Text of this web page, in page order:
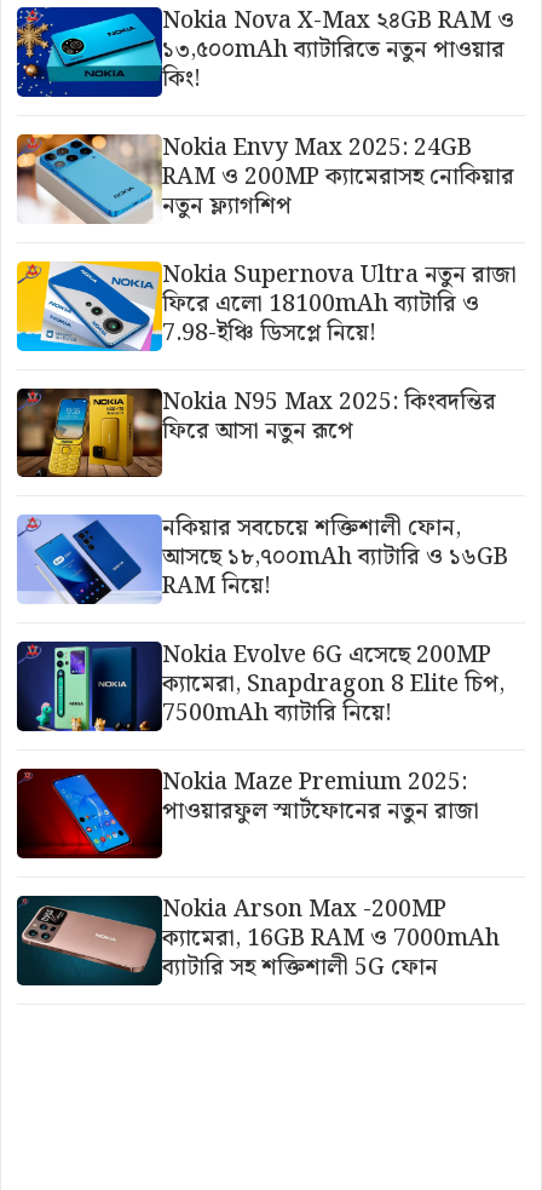
Nokia Nova X-Max ২৪GB RAM ও
১৩,৫০০mAh ব্যাটারিতে নতুন পাওয়ার
কিং!
Nokia Envy Max 2025: 24GB
RAM ও 200MP ক্যামেরাসহ নোকিয়ার
নতুন ফ্ল্যাগশিপ
Nokia Supernova Ultra নতুন রাজা
ফিরে এলো 18100mAh ব্যাটারি ও
7.98-ইঞ্চি ডিসপ্লে নিয়ে!
Nokia N95 Max 2025: কিংবদন্তির
ফিরে আসা নতুন রূপে
নকিয়ার সবচেয়ে শক্তিশালী ফোন,
আসছে ১৮,৭০০mAh ব্যাটারি ও ১৬GB
RAM নিয়ে!
Nokia Evolve 6G এসেছে 200MP
ক্যামেরা, Snapdragon 8 Elite চিপ,
7500mAh ব্যাটারি নিয়ে!
Nokia Maze Premium 2025:
পাওয়ারফুল স্মার্টফোনের নতুন রাজা
Nokia Arson Max -200MP
ক্যামেরা, 16GB RAM ও 7000mAh
ব্যাটারি সহ শক্তিশালী 5G ফোন